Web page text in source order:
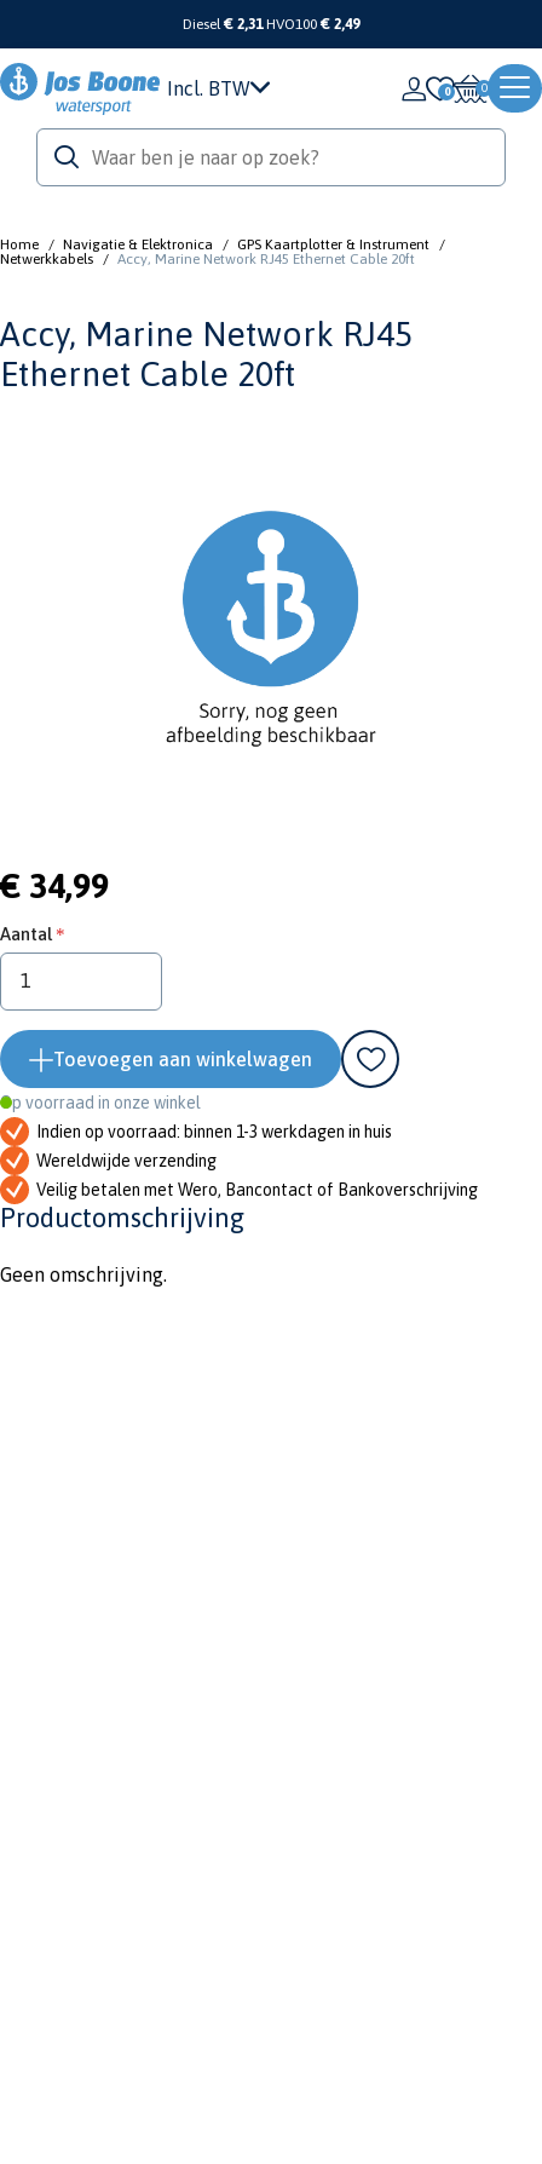
Diesel€ 2,31 HVO100 € 2,49
Incl. BTW 0
Home / Navigatie & Elektronica / GPS Kaartplotter & Instrument /
Netwerkkabels / Accy, Marine Network RJ45 Ethernet Cable 20ft
Accy, Marine Network RJ45
Ethernet Cable 20ft
€ 34,99
Aantal
Toevoegen aan winkelwagen
Op voorraad in onze winkel
Indien op voorraad: binnen 1-3 werkdagen in huis
Wereldwijde verzending
Veilig betalen met Wero, Bancontact of Bankoverschrijving
Productomschrijving
Geen omschrijving.